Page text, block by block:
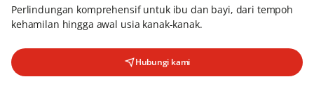
Perlindungan komprehensif untuk ibu dan bayi, dari tempoh
kehamilan hingga awal usia kanak-kanak.
Hubungi kami